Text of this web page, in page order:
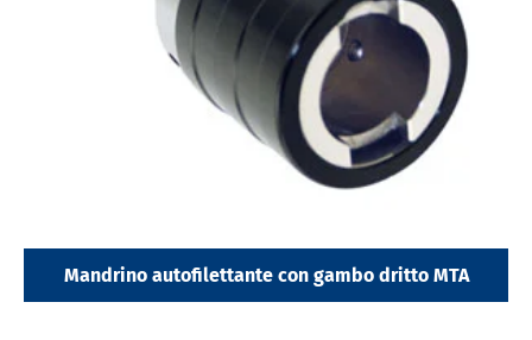
Mandrino autofilettante con gambo dritto MTA